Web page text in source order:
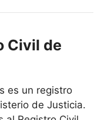
Civil de
es un registro
de Justicia.